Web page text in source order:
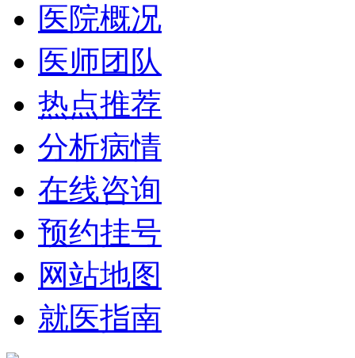
医院概况
医师团队
热点推荐
分析病情
在线咨询
预约挂号
网站地图
就医指南